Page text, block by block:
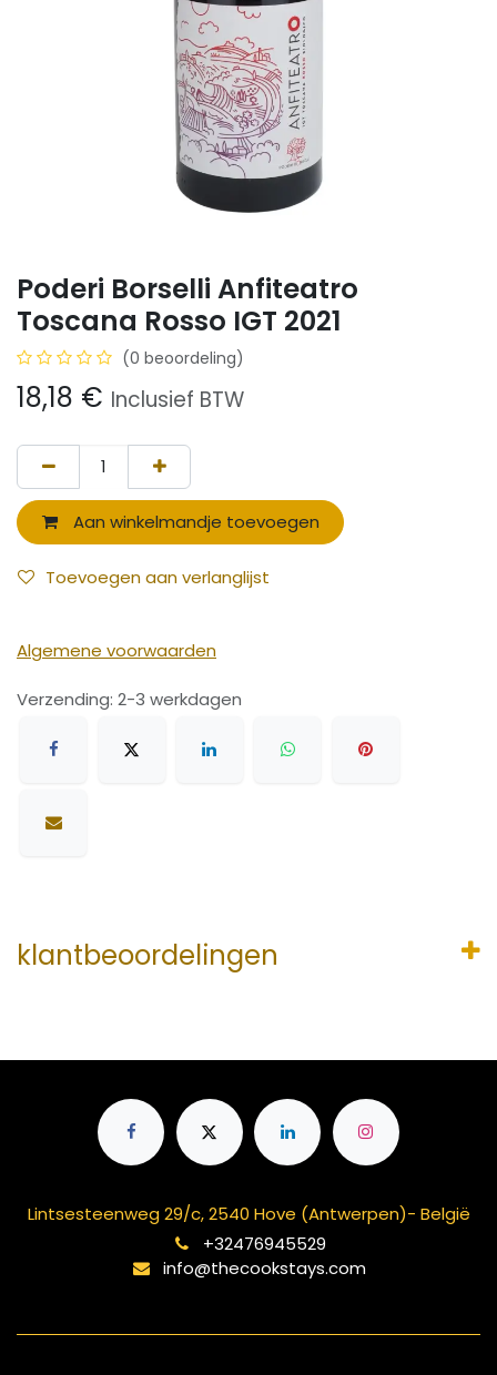
Poderi Borselli Anfiteatro
Toscana Rosso IGT 2021
(0 beoordeling)
18,18 € Inclusief BTW
Aan winkelmandje toevoegen
Toevoegen aan verlanglijst
Algemene voorwaarden
Verzending: 2-3 werkdagen
klantbeoordelingen
Lintsesteenweg 29/c, 2540 Hove (Antwerpen)- België
+32476945529
info@thecookstays.com